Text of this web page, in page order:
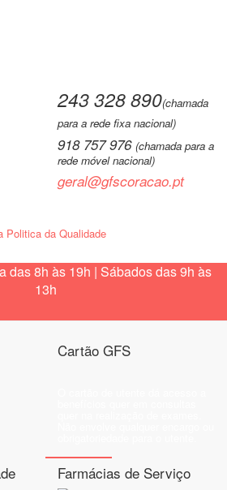
243 328 890(chamada
para a rede fixa nacional)
918 757 976 (chamada para a
rede móvel nacional)
geral@gfscoracao.pt
Politica da Qualidade
das 8h às 19h | Sábados das 9h às
13h
Cartão GFS
Farmácias de Serviço